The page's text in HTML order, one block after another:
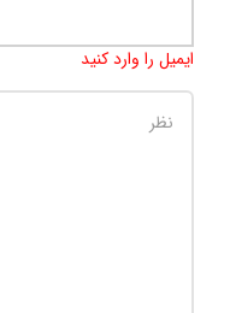
ایمیل را وارد کنید